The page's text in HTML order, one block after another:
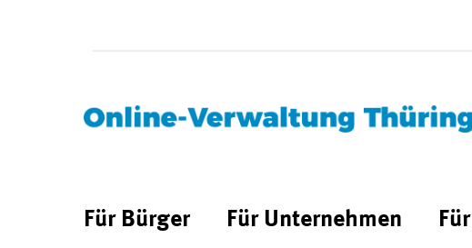
Für Bürger Für Unternehmen